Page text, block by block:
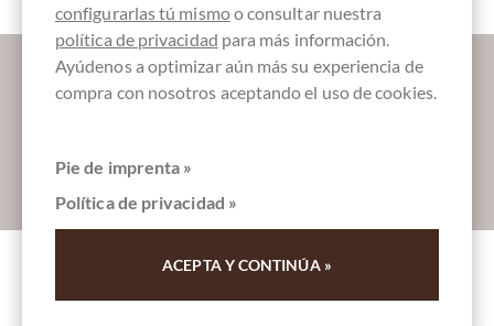
Déjanos endulzar tu bandeja de entrada:
Otros clientes evaluados Mazamari Junin
configurarlas tú mismoo consultar nuestra
política de privacidad para más información.
Ayúdenos a optimizar aún más su experiencia de
compra con nosotros aceptando el uso de cookies.
Pie de imprenta »
Política de privacidad »
ACEPTA Y CONTINÚA »